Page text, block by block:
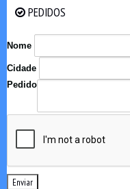
PEDIDOS
Nome
Cidade
Pedido
Enviar